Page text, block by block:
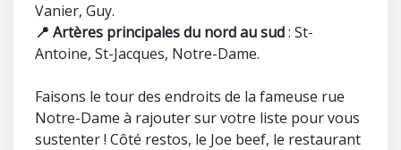
Vanier, Guy.
📍 Artères principales du nord au sud: St-
Antoine, St-Jacques, Notre-Dame.
Faisons le tour des endroits de la fameuse rue
Notre-Dame à rajouter sur votre liste pour vous
sustenter ! Côté restos, le Joe beef, le restaurant